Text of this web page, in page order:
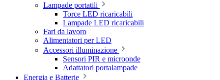
Lampade portatili
Torce LED ricaricabili
Lampade LED ricaricabili
Fari da lavoro
Alimentatori per LED
Accessori illuminazione
Sensori PIR e microonde
Adattatori portalampade
Energia e Batterie